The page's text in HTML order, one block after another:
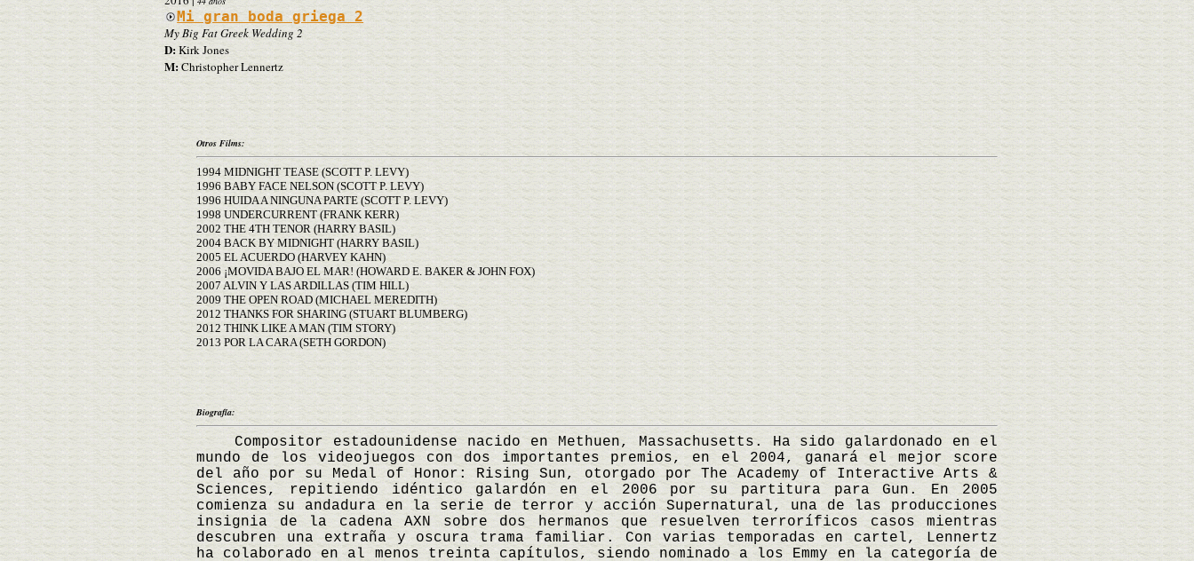
Mi gran boda griega 2
My Big Fat Greek Wedding 2
D:Kirk Jones
M:Christopher Lennertz
Otros Films:
1994 MIDNIGHT TEASE (SCOTT P. LEVY)
1996 BABY FACE NELSON (SCOTT P. LEVY)
1996 HUIDA A NINGUNA PARTE (SCOTT P. LEVY)
1998 UNDERCURRENT (FRANK KERR)
2002 THE 4TH TENOR (HARRY BASIL)
2004 BACK BY MIDNIGHT (HARRY BASIL)
2005 EL ACUERDO (HARVEY KAHN)
2006 ¡MOVIDA BAJO EL MAR! (HOWARD E. BAKER & JOHN FOX)
2007 ALVIN Y LAS ARDILLAS (TIM HILL)
2009 THE OPEN ROAD (MICHAEL MEREDITH)
2012 THANKS FOR SHARING (STUART BLUMBERG)
2012 THINK LIKE A MAN (TIM STORY)
2013 POR LA CARA (SETH GORDON)
Biografía:
Compositor estadounidense nacido en Methuen, Massachusetts. Ha sido galardonado en el
mundo de los videojuegos con dos importantes premios, en el 2004, ganará el mejor score
del año por su Medal of Honor: Rising Sun, otorgado por The Academy of Interactive Arts &
Sciences, repitiendo idéntico galardón en el 2006 por su partitura para Gun. En 2005
comienza su andadura en la serie de terror y acción Supernatural, una de las producciones
insignia de la cadena AXN sobre dos hermanos que resuelven terroríficos casos mientras
descubren una extraña y oscura trama familiar. Con varias temporadas en cartel, Lennertz
ha colaborado en al menos treinta capítulos, siendo nominado a los Emmy en la categoría de